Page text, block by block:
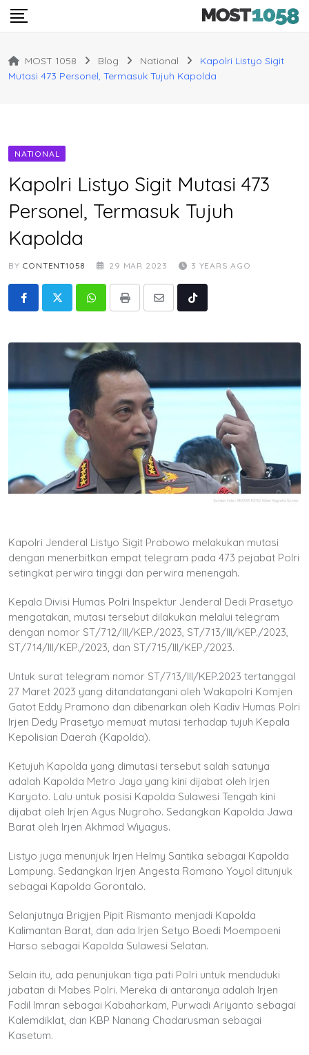
Skip
MOST 1058 Blog National
Kapolri Listyo Sigit
Mutasi 473 Personel, Termasuk Tujuh Kapolda
NATIONAL
Kapolri Listyo Sigit Mutasi 473
Personel, Termasuk Tujuh
Kapolda
BY CONTENT1058 29 MAR 2023 3 YEARS AGO
WhatsappPrint
Share
Tiktok
Kapolri Jenderal Listyo Sigit Prabowo melakukan mutasi
dengan menerbitkan empat telegram pada 473 pejabat Polri
setingkat perwira tinggi dan perwira menengah.
Kepala Divisi Humas Polri Inspektur Jenderal Dedi Prasetyo
mengatakan, mutasi tersebut dilakukan melalui telegram
dengan nomor ST/712/III/KEP./2023, ST/713/III/KEP./2023,
ST/714/III/KEP./2023, dan ST/715/III/KEP./2023.
Untuk surat telegram nomor ST/713/III/KEP.2023 tertanggal
27 Maret 2023 yang ditandatangani oleh Wakapolri Komjen
Gatot Eddy Pramono dan dibenarkan oleh Kadiv Humas Polri
Irjen Dedy Prasetyo memuat mutasi terhadap tujuh Kepala
Kepolisian Daerah (Kapolda).
Ketujuh Kapolda yang dimutasi tersebut salah satunya
adalah Kapolda Metro Jaya yang kini dijabat oleh Irjen
Karyoto. Lalu untuk posisi Kapolda Sulawesi Tengah kini
dijabat oleh Irjen Agus Nugroho. Sedangkan Kapolda Jawa
Barat oleh Irjen Akhmad Wiyagus.
Listyo juga menunjuk Irjen Helmy Santika sebagai Kapolda
Lampung. Sedangkan Irjen Angesta Romano Yoyol ditunjuk
sebagai Kapolda Gorontalo.
Selanjutnya Brigjen Pipit Rismanto menjadi Kapolda
Kalimantan Barat, dan ada Irjen Setyo Boedi Moempoeni
Harso sebagai Kapolda Sulawesi Selatan.
Selain itu, ada penunjukan tiga pati Polri untuk menduduki
jabatan di Mabes Polri. Mereka di antaranya adalah Irjen
Fadil Imran sebagai Kabaharkam, Purwadi Ariyanto sebagai
Kalemdiklat, dan KBP Nanang Chadarusman sebagai
Kasetum.